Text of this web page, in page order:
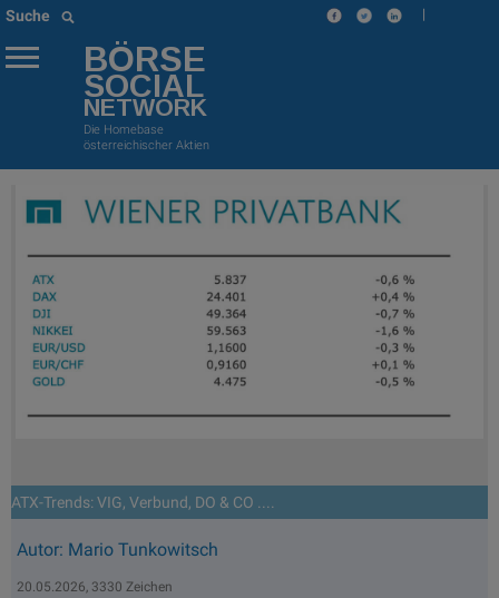
Suche |
BÖRSE
SOCIAL
NETWORK
Die Homebase
österreichischer Aktien
ATX-Trends: VIG, Verbund, DO & CO ....
Autor: Mario Tunkowitsch
20.05.2026, 3330 Zeichen